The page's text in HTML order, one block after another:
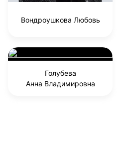
Вондроушкова Любовь
Голубева
Анна Владимировна